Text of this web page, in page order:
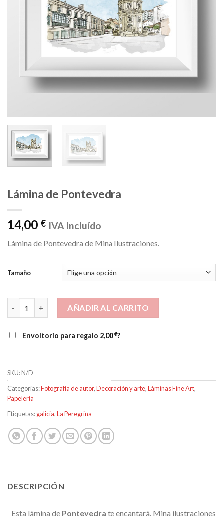
Lámina de Pontevedra
14,00 € IVA incluído
Lámina de Pontevedra de Mina Ilustraciones.
Tamaño
Lámina de Pontevedra cantidad
AÑADIR AL CARRITO
Envoltorio para regalo 2,00€?
SKU:N/D
Categorías:Fotografía de autor,Decoración y arte,Láminas Fine Art,
Papelería
Etiquetas:galicia,La Peregrina
DESCRIPCIÓN
Esta lámina de Pontevedra te encantará. Mina ilustraciones